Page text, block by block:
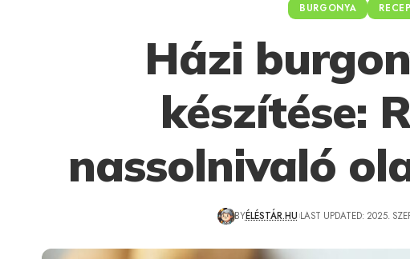
BURGONYA
Házi
készítése:
nassolnivaló
BYÉLÉSTÁR.HU LAST UPDATED: 2025.